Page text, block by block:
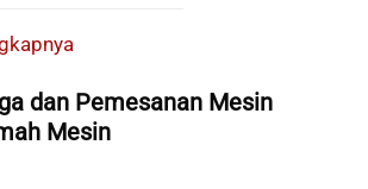
dan Pemesanan Mesin
Mesin